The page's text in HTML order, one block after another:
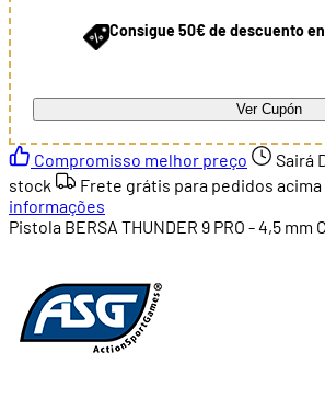
Consigue 50€ de descuento
Ver Cupón
Compromisso melhor preço Sairá
stock
Frete grátis para pedidos acima
informações
Pistola BERSA THUNDER 9 PRO - 4,5 mm